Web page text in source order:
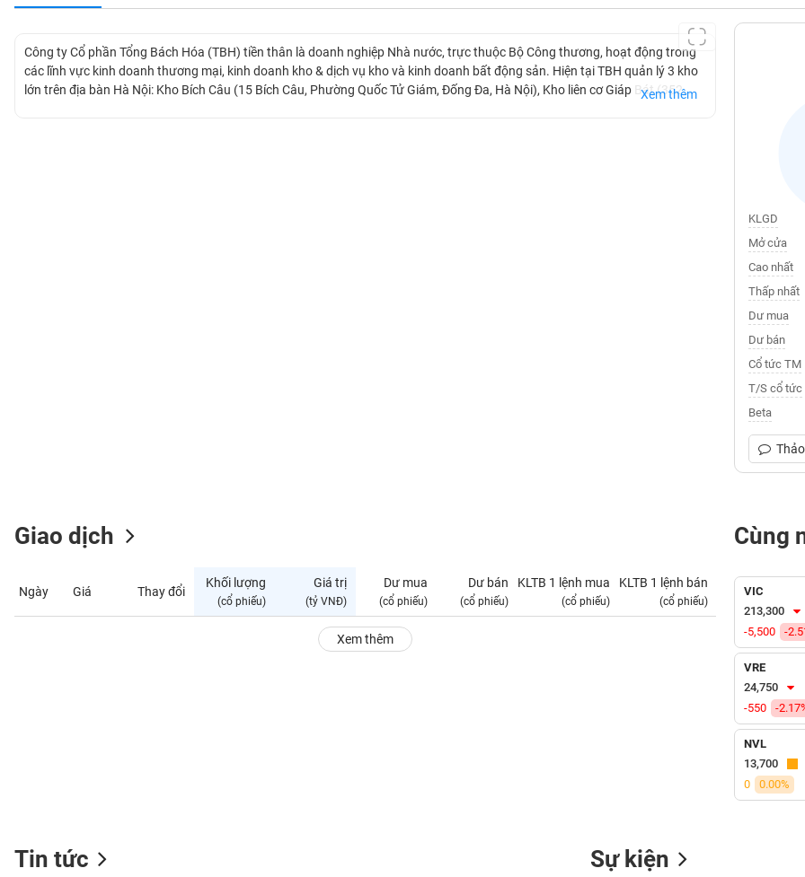
Công ty Cổ phần Tổng Bách Hóa (TBH) tiền thân là doanh nghiệp Nhà nước, trực thuộc Bộ Công thương, hoạt động trong
các lĩnh vực kinh doanh thương mại, kinh doanh kho & dịch vụ kho và kinh doanh bất động sản. Hiện tại TBH quản lý 3 kho
lớn trên địa bàn Hà Nội: Kho Bích Câu (15 Bích Câu, Phường Quốc Tử Giám, Đống Đa, Hà Nội), Kho liên cơ Giáp Bát (352
Xem thêm
KLGD
Mở cửa
Cao nhất
Thấp nhất
Dư mua
Dư bán
Cổ tức TM
T/S cổ tức
Beta
Giao dịch
Ngày Giá Thay đổi
Khối lượng
(cổ phiếu)
Giá trị
(tỷ VNĐ)
Dư mua
(cổ phiếu)
Dư bán
(cổ phiếu)
KLTB 1 lệnh mua
(cổ phiếu)
KLTB 1 lệnh bán
(cổ phiếu)
Xem thêm
Cùng
VIC
213,300
-5,500
-
VRE
24,750
-550
-
NVL
13,700
0
0.00%
Tin tức Sự kiện
BẤT
ĐỘNG
SẢN
CÁ
NHÂN